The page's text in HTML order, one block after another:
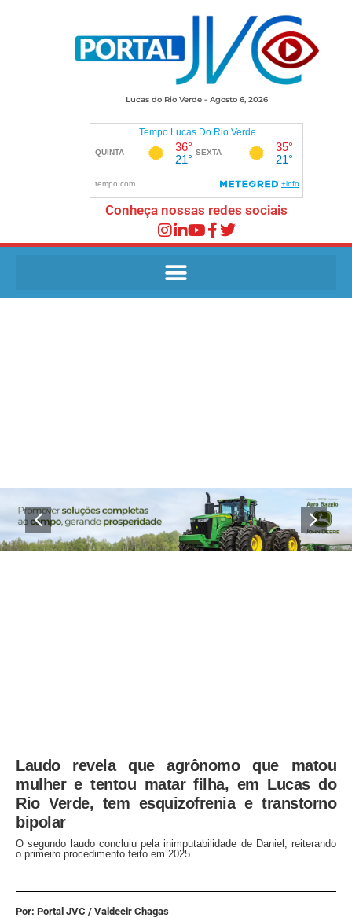
Lucas do Rio Verde - Agosto 6, 2026
Conheça nossas redes sociais
Laudo revela que agrônomo que matou
mulher e tentou matar filha, em Lucas do
Rio Verde, tem esquizofrenia e transtorno
bipolar
O segundo laudo concluiu pela inimputabilidade de Daniel, reiterando
o primeiro procedimento feito em 2025.
Por: Portal JVC / Valdecir Chagas